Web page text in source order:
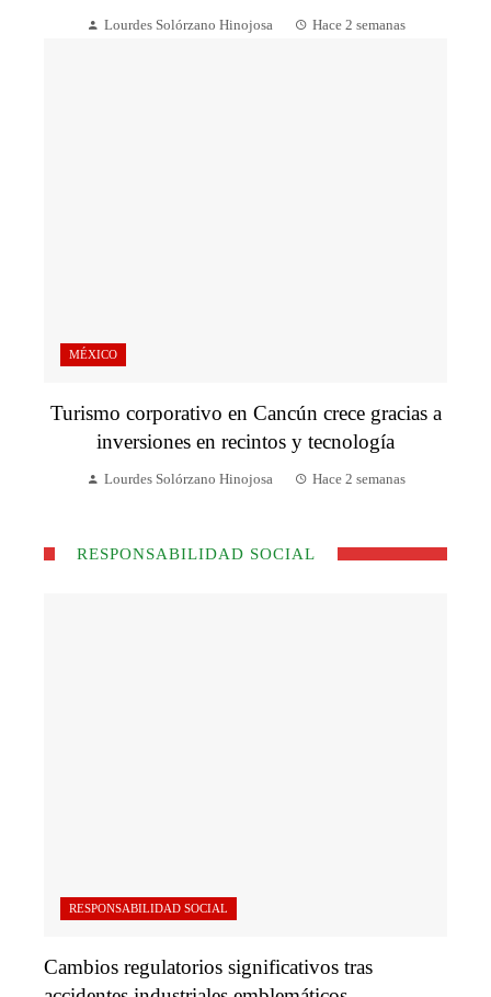
Lourdes Solórzano Hinojosa Hace 2 semanas
MÉXICO
Turismo corporativo en Cancún crece gracias a
inversiones en recintos y tecnología
Lourdes Solórzano Hinojosa Hace 2 semanas
RESPONSABILIDAD SOCIAL
RESPONSABILIDAD SOCIAL
Cambios regulatorios significativos tras